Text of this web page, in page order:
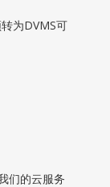
为DVMS可
们的云服务